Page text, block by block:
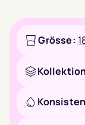
Grösse: